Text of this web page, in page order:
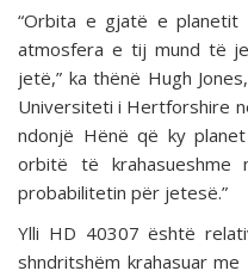
“Orbita e gjatë e
atmosfera e tij mund të
jetë,” ka thënë Hugh
Universiteti i Hertforshire
ndonjë Hënë që ky
orbitë të
probabilitetin për jetesë.”
Ylli HD 40307 është
shndritshëm krahasuar